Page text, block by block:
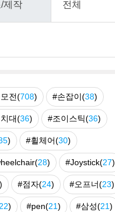
전(708) #손잡이(38)
대(36) #조이스틱(36)
) #휠체어(30)
28) #Joystick(27)
) #점자(24) #오프너(23)
) #pen(21) #삼성(21)